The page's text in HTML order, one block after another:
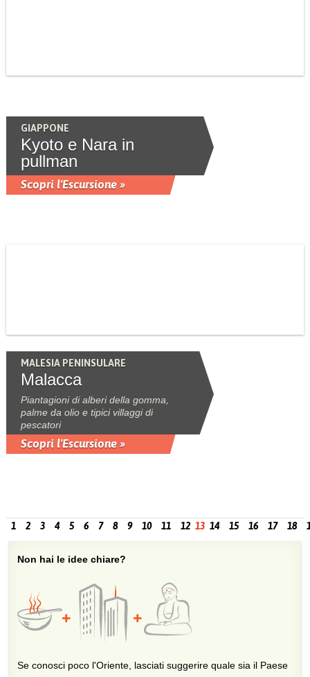
GIAPPONE
Kyoto e Nara in
pullman
Scopri l'Escursione »
MALESIA PENINSULARE
Malacca
Piantagioni di alberi della gomma,
palme da olio e tipici villaggi di
pescatori
Scopri l'Escursione »
1 2 3 4 5 6 7 8 9 10 11 12 13 14 15 16 17 18
Non hai le idee chiare?
Se conosci poco l'Oriente, lasciati suggerire quale sia il Paese